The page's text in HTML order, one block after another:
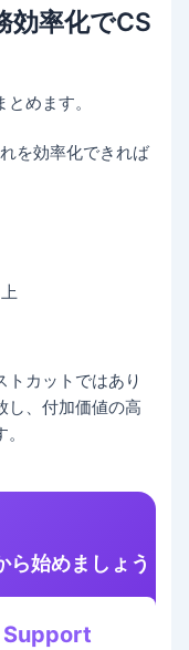
効率化でCS
めます。
を効率化できれば
トカットではあり
し、付加価値の高
ら始めましょう
Support